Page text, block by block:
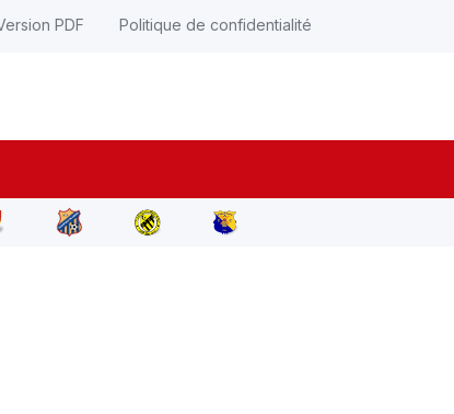
PDF Politique de confidentialité